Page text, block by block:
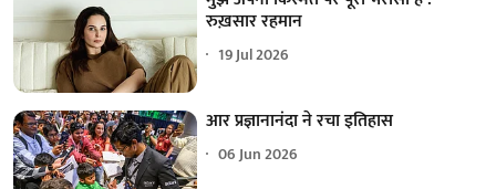
रुख़सार रहमान
19 Jul 2026
आर प्रज्ञानानंदा ने रचा इतिहास
06 Jun 2026